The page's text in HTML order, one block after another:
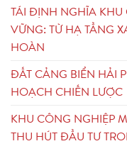
TÁI ĐỊNH NGHĨA KHU
VỮNG: TỪ HẠ TẦNG
HOÀN
ĐẤT CẢNG BIỂN HẢI
HOẠCH CHIẾN LƯỢC
KHU CÔNG NGHIỆP
THU HÚT ĐẦU TƯ